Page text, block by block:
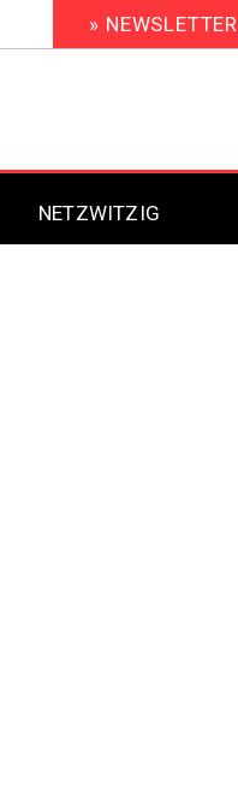
» NEWSLETTER
Signage 2021
Signage 2020
Signage 2019
NETZWITZIG